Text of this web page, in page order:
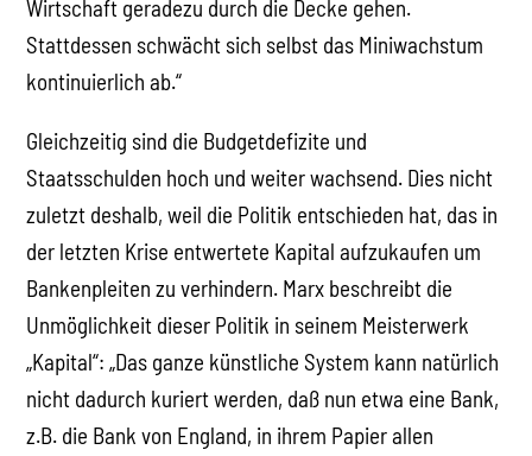
Wirtschaft geradezu durch die Decke gehen.
Stattdessen schwächt sich selbst das Miniwachstum
kontinuierlich ab.“
Gleichzeitig sind die Budgetdefizite und
Staatsschulden hoch und weiter wachsend. Dies nicht
zuletzt deshalb, weil die Politik entschieden hat, das in
der letzten Krise entwertete Kapital aufzukaufen um
Bankenpleiten zu verhindern. Marx beschreibt die
Unmöglichkeit dieser Politik in seinem Meisterwerk
„Kapital“: „Das ganze künstliche System kann natürlich
nicht dadurch kuriert werden, daß nun etwa eine Bank,
z.B. die Bank von England, in ihrem Papier allen